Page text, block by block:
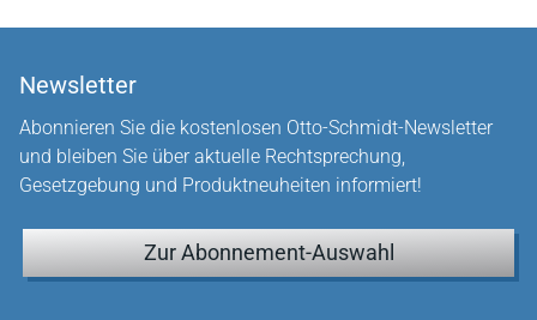
Newsletter
Abonnieren Sie die kostenlosen Otto-Schmidt-Newsletter
und bleiben Sie über aktuelle Rechtsprechung,
Gesetzgebung und Produktneuheiten informiert!
Zur Abonnement-Auswahl